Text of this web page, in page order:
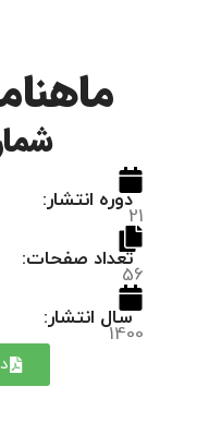
دوره انتشار:
21
تعداد صفحات:
56
سال انتشار:
1400